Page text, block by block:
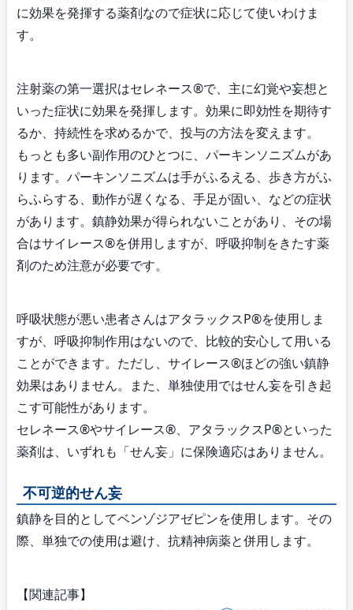
に効果を発揮する薬剤なので症状に応じて使いわけま
す。
注射薬の第一選択はセレネース®で、主に幻覚や妄想と
いった症状に効果を発揮します。効果に即効性を期待す
るか、持続性を求めるかで、投与の方法を変えます。
もっとも多い副作用のひとつに、パーキンソニズムがあ
ります。パーキンソニズムは手がふるえる、歩き方がふ
らふらする、動作が遅くなる、手足が固い、などの症状
があります。鎮静効果が得られないことがあり、その場
合はサイレース®を併用しますが、呼吸抑制をきたす薬
剤のため注意が必要です。
呼吸状態が悪い患者さんはアタラックスP®を使用しま
すが、呼吸抑制作用はないので、比較的安心して用いる
ことができます。ただし、サイレース®ほどの強い鎮静
効果はありません。また、単独使用ではせん妄を引き起
こす可能性があります。
セレネース®やサイレース®、アタラックスP®といった
薬剤は、いずれも「せん妄」に保険適応はありません。
不可逆的せん妄
鎮静を目的としてベンゾジアゼピンを使用します。その
際、単独での使用は避け、抗精神病薬と併用します。
【関連記事】